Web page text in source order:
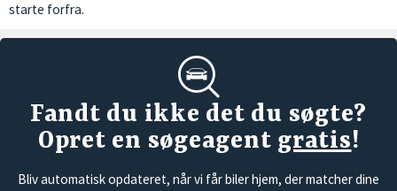
starte forfra.
Fandt du ikke det du søgte?
Opret en søgeagent gratis!
Bliv automatisk opdateret, når vi får biler hjem, der matcher dine